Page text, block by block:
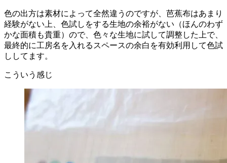
色の出方は素材によって全然違うのですが、芭蕉布はあまり
経験がない上、色試しをする生地の余裕がない（ほんのわず
かな面積も貴重）ので、色々な生地に試して調整した上で、
最終的に工房名を入れるスペースの余白を有効利用して色試
ししてます。
こういう感じ